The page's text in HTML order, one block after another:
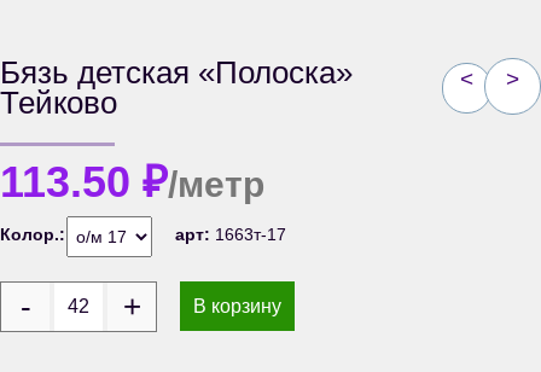
< >
Бязь детская «Полоска»
Тейково
113.50 ₽/метр
Колор.: арт: 1663т-17
В корзину